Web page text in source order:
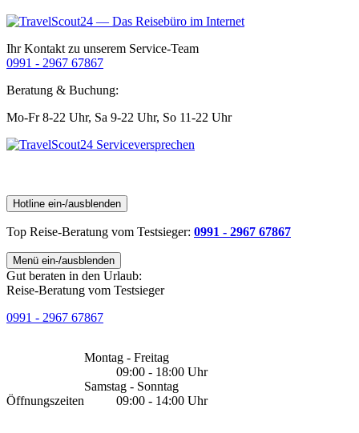
Ihr Kontakt zu unserem Service-Team
0991 - 2967 67867
Beratung & Buchung:
Mo-Fr 8-22 Uhr, Sa 9-22 Uhr, So 11-22 Uhr
Hotline ein-/ausblenden
Top Reise-Beratung vom Testsieger: 0991 - 2967 67867
Menü ein-/ausblenden
Gut beraten in den Urlaub:
Reise-Beratung vom Testsieger
0991 - 2967 67867
Öffnungszeiten
Montag - Freitag
09:00 - 18:00 Uhr
Samstag - Sonntag
09:00 - 14:00 Uhr